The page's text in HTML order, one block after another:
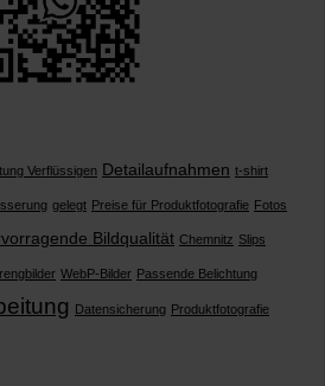
Verflüssigen Detailaufnahmen t-shirt
gelegt Preise für Produktfotografie Fotos
Bildqualität Chemnitz Slips
WebP-Bilder Passende Belichtung
Datensicherung Produktfotografie